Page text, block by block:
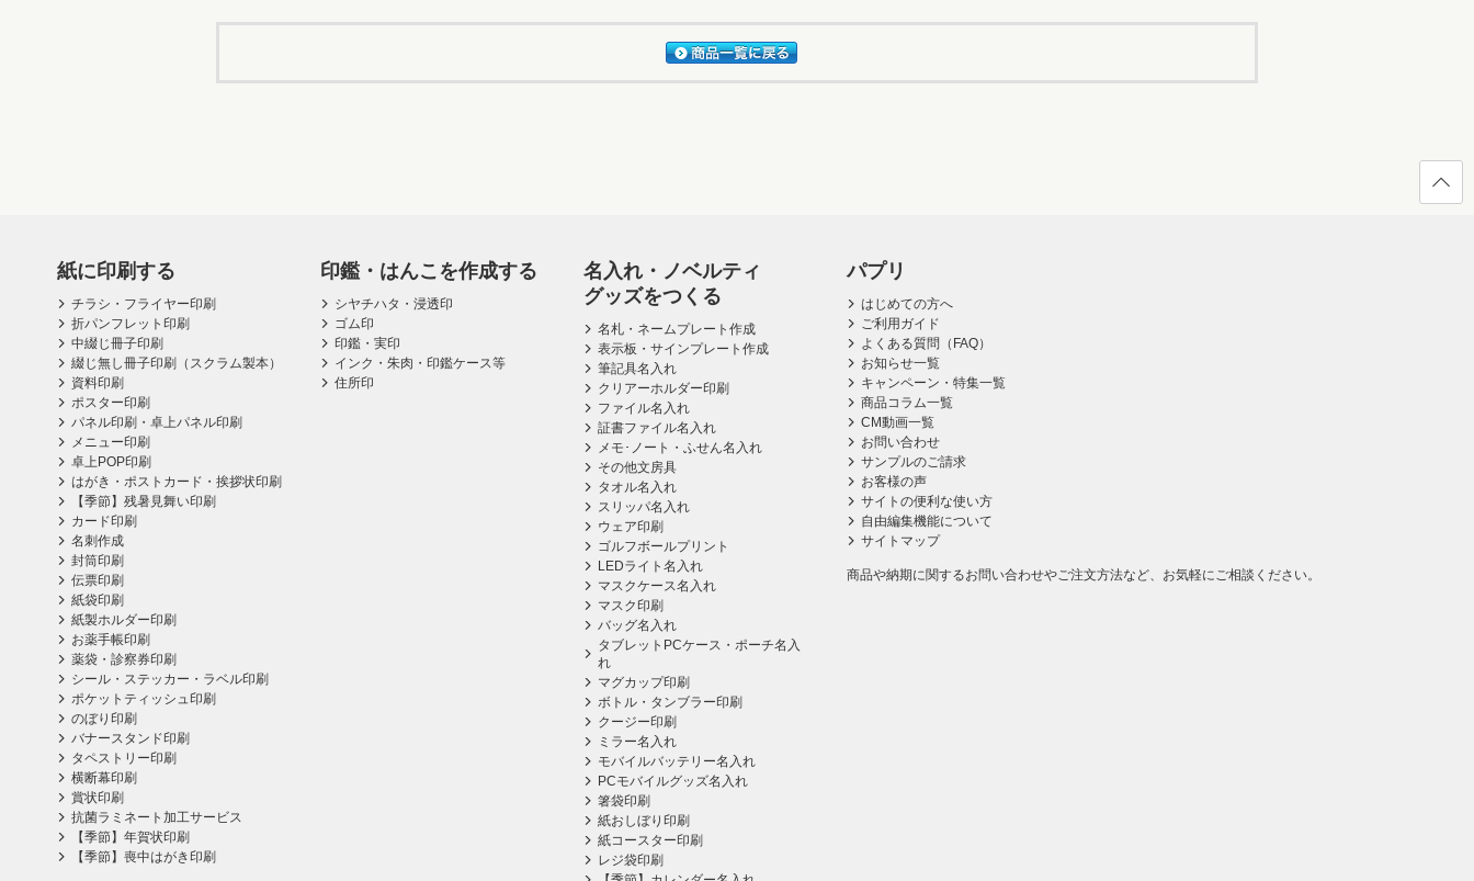
紙に印刷する
チラシ・フライヤー印刷
折パンフレット印刷
中綴じ冊子印刷
綴じ無し冊子印刷（スクラム製本）
資料印刷
ポスター印刷
パネル印刷・卓上パネル印刷
メニュー印刷
卓上POP印刷
はがき・ポストカード・挨拶状印刷
【季節】残暑見舞い印刷
カード印刷
名刺作成
封筒印刷
伝票印刷
紙袋印刷
紙製ホルダー印刷
お薬手帳印刷
薬袋・診察券印刷
シール・ステッカー・ラベル印刷
ポケットティッシュ印刷
のぼり印刷
バナースタンド印刷
タペストリー印刷
横断幕印刷
賞状印刷
抗菌ラミネート加工サービス
【季節】年賀状印刷
【季節】喪中はがき印刷
印鑑・はんこを作成する
シヤチハタ・浸透印
ゴム印
印鑑・実印
インク・朱肉・印鑑ケース等
住所印
名入れ・ノベルティ
グッズをつくる
名札・ネームプレート作成
表示板・サインプレート作成
筆記具名入れ
クリアーホルダー印刷
ファイル名入れ
証書ファイル名入れ
メモ･ノート・ふせん名入れ
その他文房具
タオル名入れ
スリッパ名入れ
ウェア印刷
ゴルフボールプリント
LEDライト名入れ
マスクケース名入れ
マスク印刷
バッグ名入れ
タブレットPCケース・ポーチ名入
れ
マグカップ印刷
ボトル・タンブラー印刷
クージー印刷
ミラー名入れ
モバイルバッテリー名入れ
PCモバイルグッズ名入れ
箸袋印刷
紙おしぼり印刷
紙コースター印刷
レジ袋印刷
パプリ
はじめての方へ
ご利用ガイド
よくある質問（FAQ）
お知らせ一覧
キャンペーン・特集一覧
商品コラム一覧
CM動画一覧
お問い合わせ
サンプルのご請求
お客様の声
サイトの便利な使い方
自由編集機能について
サイトマップ
商品や納期に関するお問い合わせやご注文方法など、お気軽にご相談ください。